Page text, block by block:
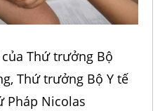
Thứ trưởng Bộ
Thứ trưởng Bộ Y tế
Pháp Nicolas